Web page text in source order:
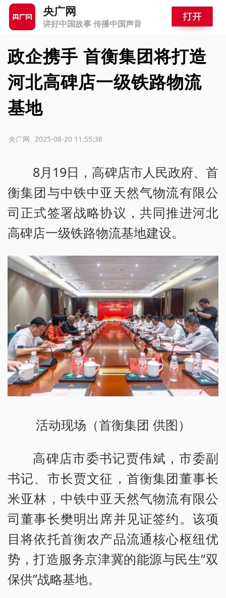
央广网
讲好中国故事 传播中国声音
政企携手 首衡集团将打造
河北高碑店一级铁路物流
基地
2025-08-20 11:55:38
央广网
8月19日，高碑店市人民政府、首
衡集团与中铁中亚天然气物流有限公
司正式签署战略协议，共同推进河北
高碑店一级铁路物流基地建设。
活动现场（首衡集团 供图）
高碑店市委书记贾伟斌，市委副
书记、市长贾文征，首衡集团董事长
米亚林，中铁中亚天然气物流有限公
司董事长樊明出席并见证签约。该项
目将依托首衡农产品流通核心枢纽优
势，打造服务京津冀的能源与民生“双
保供”战略基地。